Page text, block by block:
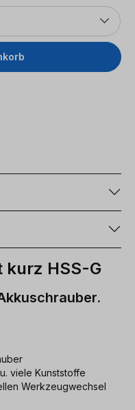
HSS-G
viele Kunststoffe
Werkzeugwechsel